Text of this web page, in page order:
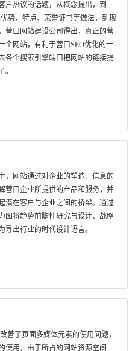
户热议的话题，从概念提出，到
势、特点、荣誉证书等做法，到现
营口网站建设公司得出，真正的营
个网站，有利于营口SEO优化的一
各个搜索引擎端口把网站的链接提
。
，网站通过对企业的塑造、信息的
营口企业所提供的产品和服务，并
潜在客户与企业之间的桥梁。通过
图将趋势前瞻性研究与设计、战略
出行业的时代设计语言。
善了页面多媒体元素的使用问题，
使用，由于所占的网站资源空间